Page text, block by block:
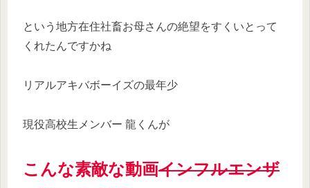
という地方在住社畜お母さんの絶望をすくいとって
くれたんですかね
リアルアキバボーイズの最年少
現役高校生メンバー 龍くんが
こんな素敵な動画インフルエンザ